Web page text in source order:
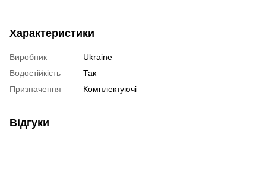
Характеристики
Виробник
Ukraine
Водостійкість
Так
Призначення
Комплектуючі
Відгуки